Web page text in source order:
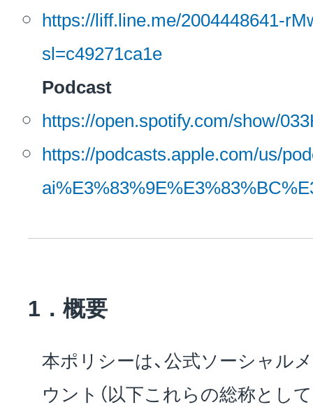
https://liff.line.me/2004448641-
sl=c49271ca1e
Podcast
https://open.spotify.com/show/
https://podcasts.apple.com/us/
1．概要
本ポリシーは、公式ソーシャル
ウント（以下これらの総称とし